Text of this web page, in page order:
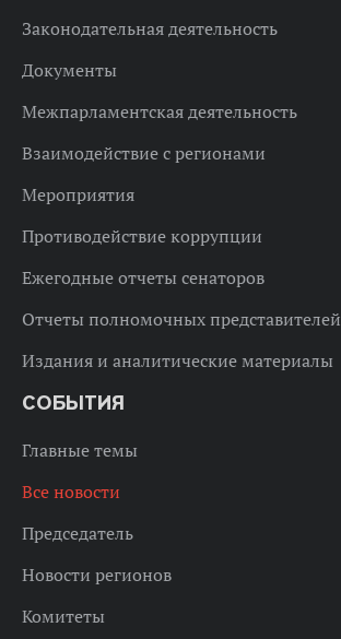
Законодательная деятельность
Документы
Межпарламентская деятельность
Взаимодействие с регионами
Мероприятия
Противодействие коррупции
Ежегодные отчеты сенаторов
Отчеты полномочных представителей
Издания и аналитические материалы
СОБЫТИЯ
Главные темы
Все новости
Председатель
Новости регионов
Комитеты